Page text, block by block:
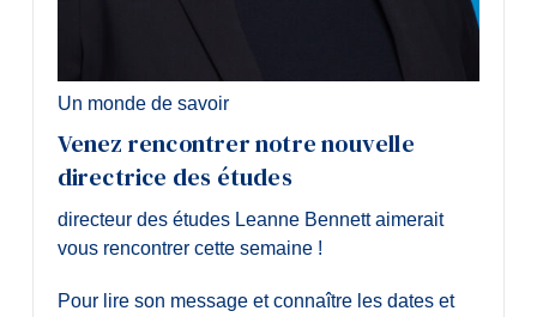
Un monde de savoir
Venez rencontrer notre nouvelle
directrice des études
directeur des études Leanne Bennett aimerait
vous rencontrer cette semaine !
Pour lire son message et connaître les dates et